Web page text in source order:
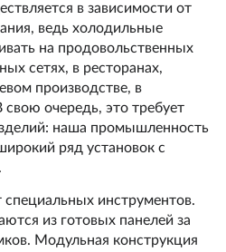
в зависимости от
ведь холодильные
на продовольственных
сетях, в ресторанах,
производстве, в
свою очередь, это требует
наша промышленность
ряд установок с
специальных инструментов.
из готовых панелей за
Модульная конструкция